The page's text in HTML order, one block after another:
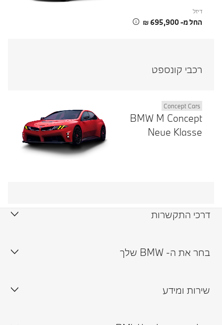
דיזל
החל מ- ‏695,900 ‏₪
רכבי קונספט
Concept Cars
BMW M Concept
Neue Klasse
דרכי התקשרות
צור קשר
תיאום פגישה עם נציג
בחר את ה- BMW שלך
זמינות רכבים במלאי
שירות ומידע